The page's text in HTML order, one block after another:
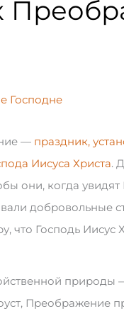
Господне
— праздник,
Иисуса Христа.
они, когда
добровольные
что Господь Иисус
природы
Преображение